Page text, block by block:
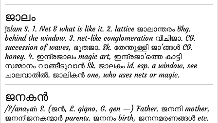
ജാലം
ǰālam S. 1. Net & what is like it. 2. lattice ജാലാന്തരം Bhg.
behind the window. 3. net-like conglomeration വീചിജാ. CG.
succession of waves, ഭൂതജാ. Sk. തേന്തുള്ളി ജാ'ങ്ങള്‍ CG.
honey. 4. ഇന്ദ്രജാലം magic art, ഇന്ദ്രജാ'ത്തെ കാട്ടി
സമ്മാനം വാങ്ങീടുവാന്‍ Sk. ജാലകം id. esp. a window, see
ചാലവാതില്‍. ജാലികന്‍ one, who uses nets or magic.
ജനകന്‍
/?/anaγaǹ S. (ജന്‍, L. gigno, G. gen —) Father. ജനനി mother,
ജനനീജനകന്മാര്‍ parents. ജനനം birth, ജനനമരണങ്ങള്‍ etc.